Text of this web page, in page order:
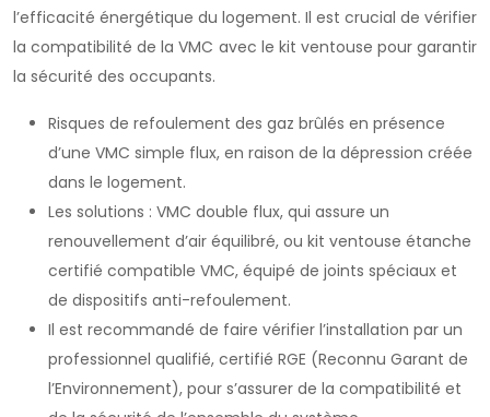
l’efficacité énergétique du logement. Il est crucial de vérifier
la compatibilité de la VMC avec le kit ventouse pour garantir
la sécurité des occupants.
Risques de refoulement des gaz brûlés en présence
d’une VMC simple flux, en raison de la dépression créée
dans le logement.
Les solutions : VMC double flux, qui assure un
renouvellement d’air équilibré, ou kit ventouse étanche
certifié compatible VMC, équipé de joints spéciaux et
de dispositifs anti-refoulement.
Il est recommandé de faire vérifier l’installation par un
professionnel qualifié, certifié RGE (Reconnu Garant de
l’Environnement), pour s’assurer de la compatibilité et